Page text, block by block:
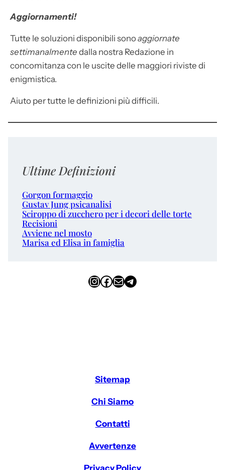
Aggiornamenti!
Tutte le soluzioni disponibili sonoaggiornate
settimanalmente dalla nostra Redazione in
concomitanza con le uscite delle maggiori riviste di
enigmistica.
Aiuto per tutte le definizioni più difficili.
Ultime Definizioni
Gorgon formaggio
Gustav Jung psicanalisi
Sciroppo di zucchero per i decori delle torte
Recisioni
Avviene nel mosto
Marisa ed Elisa in famiglia
InstagramFacebook Email Telegram
Sitemap
Chi Siamo
Contatti
Avvertenze